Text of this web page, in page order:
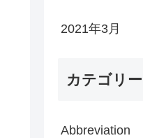
2021年3月
カテゴリー
Abbreviation